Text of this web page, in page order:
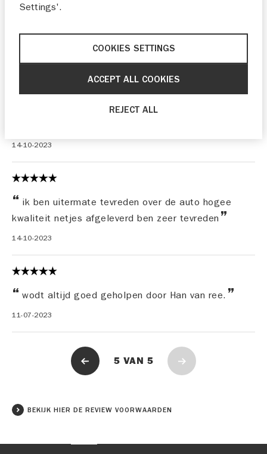
Netjes op de hoogte gebracht van de datum en
tijdstip van aflevering. Bekwame persoon die de
aflevering deed. En de toekomst zal het moeten
bewijzen hoe we worden behandeld mochten er iets
aan de hand zijn. Maat tot nu toe 100 procent
14-10-2023
ik ben uitermate tevreden over de auto hogee
kwaliteit netjes afgeleverd ben zeer tevreden
14-10-2023
wodt altijd goed geholpen door Han van ree.
11-07-2023
5 VAN 5
BEKIJK HIER DE REVIEW VOORWAARDEN
Settings'.
COOKIES SETTINGS
REJECT ALL
ACCEPT ALL COOKIES